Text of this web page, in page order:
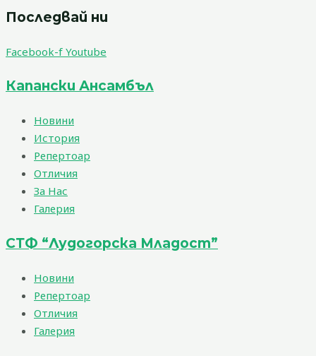
Последвай ни
Facebook-f Youtube
Капански Ансамбъл
Новини
История
Репертоар
Отличия
За Нас
Галерия
СТФ “Лудогорска Младост”
Новини
Репертоар
Отличия
Галерия